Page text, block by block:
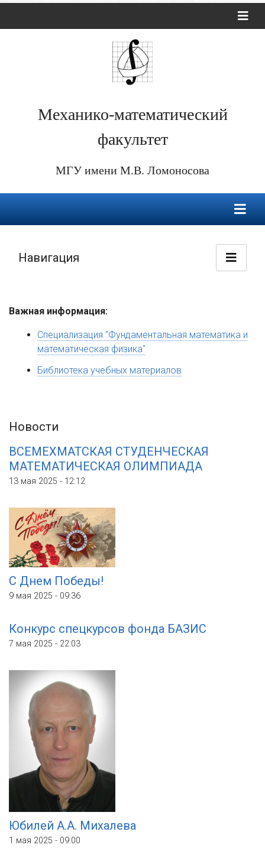
Механико-математический
факультет
МГУ имени М.В. Ломоносова
Навигация
Важная информация:
Специализация "Фундаментальная математика и
математическая физика"
Библиотека учебных материалов
Новости
ВСЕМЕХМАТСКАЯ СТУДЕНЧЕСКАЯ
МАТЕМАТИЧЕСКАЯ ОЛИМПИАДА
13 мая 2025 - 12:12
С Днем Победы!
9 мая 2025 - 09:36
Конкурс спецкурсов фонда БАЗИС
7 мая 2025 - 22:03
Юбилей А.А. Михалева
1 мая 2025 - 09:00